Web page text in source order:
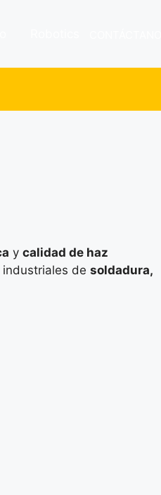
y calidad de haz
de soldadura,